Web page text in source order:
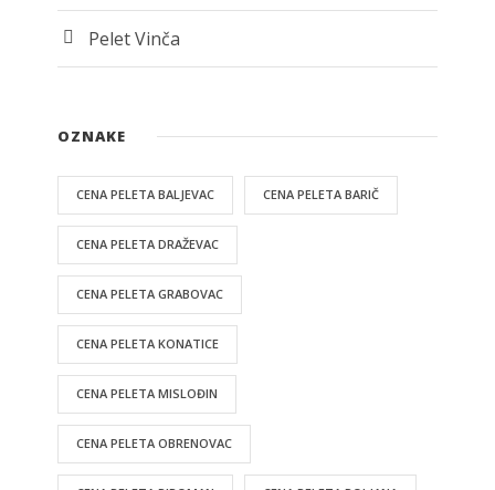
Pelet Vinča
OZNAKE
CENA PELETA BALJEVAC CENA PELETA BARIČ
CENA PELETA DRAŽEVAC
CENA PELETA GRABOVAC
CENA PELETA KONATICE
CENA PELETA MISLOĐIN
CENA PELETA OBRENOVAC